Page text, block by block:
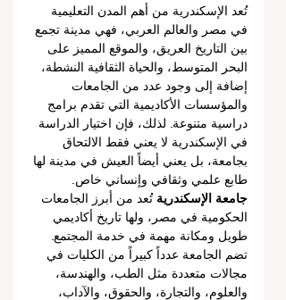
تُعد الإسكندرية من أهم المدن التعليمية
في مصر والعالم العربي، فهي مدينة تجمع
بين التاريخ العريق، والموقع المميز على
البحر المتوسط، والحياة الثقافية النشطة،
إضافة إلى وجود عدد من الجامعات
والمؤسسات الأكاديمية التي تقدم برامج
دراسية متنوعة. لذلك، فإن اختيار الدراسة
في الإسكندرية لا يعني فقط الالتحاق
بجامعة، بل يعني أيضاً العيش في مدينة لها
طابع علمي وثقافي وإنساني خاص.
جامعة الإسكندرية تُعد من أبرز الجامعات
الحكومية في مصر، ولها تاريخ أكاديمي
طويل ومكانة مهمة في خدمة المجتمع.
تضم الجامعة عدداً كبيراً من الكليات في
مجالات متعددة مثل الطب، والهندسة،
والعلوم، والتجارة، والحقوق، والآداب،